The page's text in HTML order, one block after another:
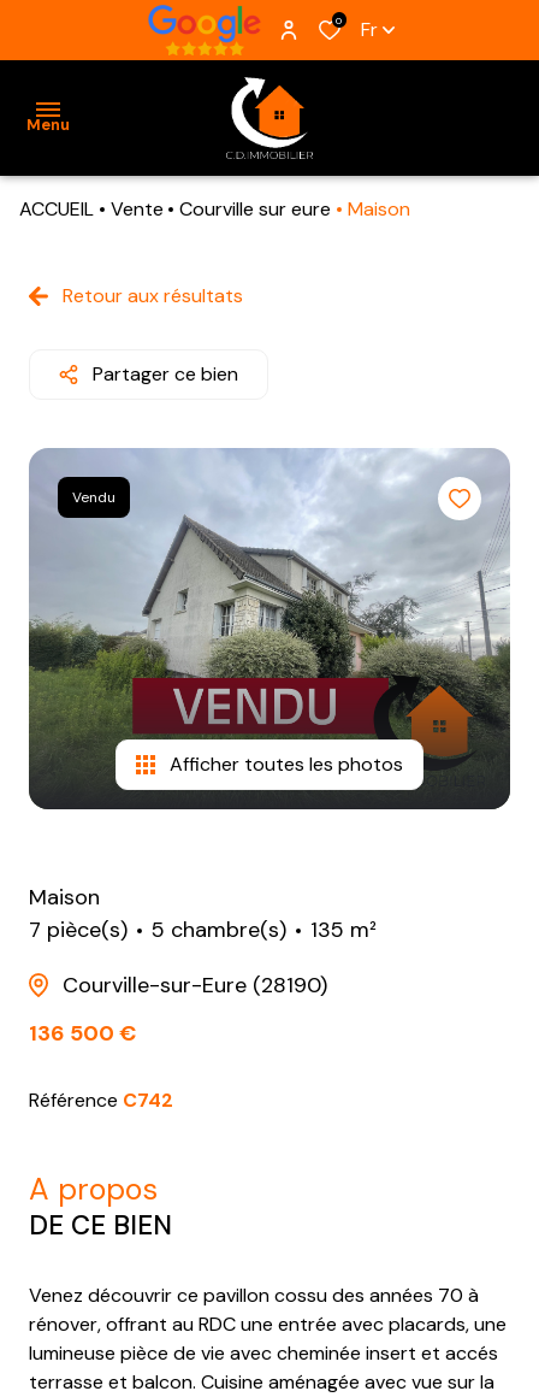
0 Fr
Menu
VENTES
VENDUS
ALERTE
E-MAIL
CONTACT
ACCUEIL Vente Courville sur eure Maison
Retour aux résultats
Partager ce bien
Vendu
Afficher toutes les photos
Maison
7 pièce(s)
5 chambre(s)
135 m²
Courville-sur-Eure (28190)
136 500 €
Référence C742
a propos
DE CE BIEN
Venez découvrir ce pavillon cossu des années 70 à
rénover, offrant au RDC une entrée avec placards, une
lumineuse pièce de vie avec cheminée insert et accés
terrasse et balcon. Cuisine aménagée avec vue sur la